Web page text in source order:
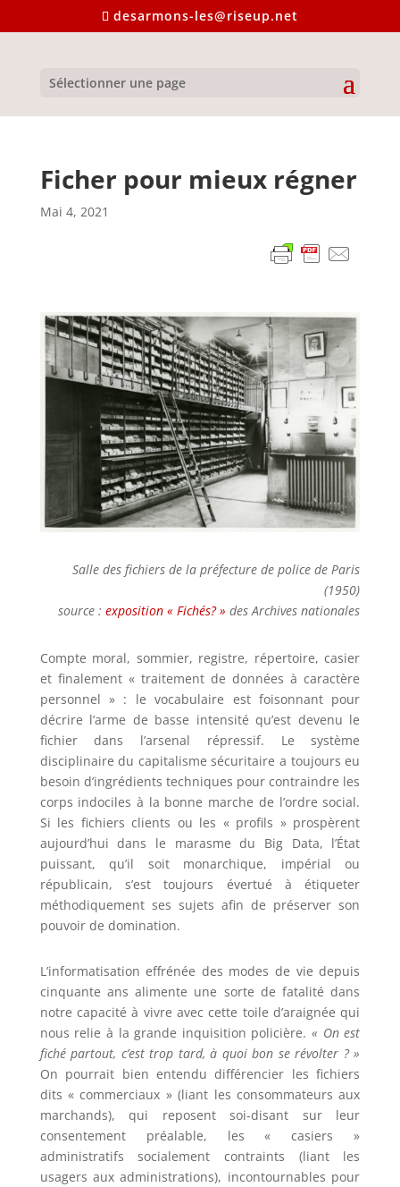
desarmons-les@riseup.net
Sélectionner une page
Ficher pour mieux régner
Mai 4, 2021
Salle des fichiers de la préfecture de police de Paris
(1950)
source :exposition « Fichés? » des Archives nationales
Compte moral, sommier, registre, répertoire, casier
et finalement « traitement de données à caractère
personnel » : le vocabulaire est foisonnant pour
décrire l’arme de basse intensité qu’est devenu le
fichier dans l’arsenal répressif. Le système
disciplinaire du capitalisme sécuritaire a toujours eu
besoin d’ingrédients techniques pour contraindre les
corps indociles à la bonne marche de l’ordre social.
Si les fichiers clients ou les « profils » prospèrent
aujourd’hui dans le marasme du Big Data, l’État
puissant, qu’il soit monarchique, impérial ou
républicain, s’est toujours évertué à étiqueter
méthodiquement ses sujets afin de préserver son
pouvoir de domination.
L’informatisation effrénée des modes de vie depuis
cinquante ans alimente une sorte de fatalité dans
notre capacité à vivre avec cette toile d’araignée qui
nous relie à la grande inquisition policière. « On est
fiché partout, c’est trop tard, à quoi bon se révolter ? »
On pourrait bien entendu différencier les fichiers
dits « commerciaux » (liant les consommateurs aux
marchands), qui reposent soi-disant sur leur
consentement préalable, les « casiers »
administratifs socialement contraints (liant les
usagers aux administrations), incontournables pour